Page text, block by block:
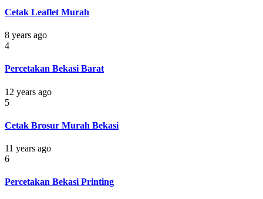
Cetak Leaflet Murah
8 years ago
4
Percetakan Bekasi Barat
12 years ago
5
Cetak Brosur Murah Bekasi
11 years ago
6
Percetakan Bekasi Printing